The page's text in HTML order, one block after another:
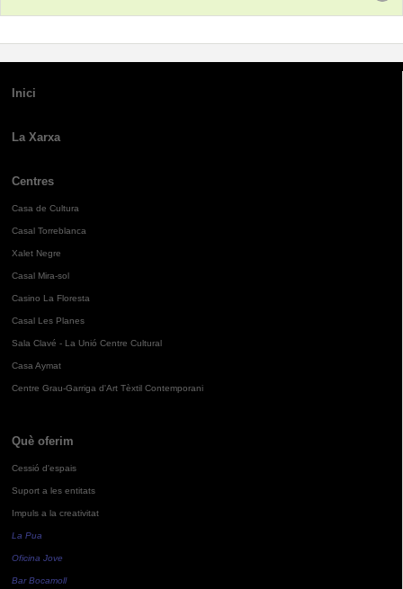
Inici
La Xarxa
Centres
Casa de Cultura
Casal Torreblanca
Xalet Negre
Casal Mira-sol
Casino La Floresta
Casal Les Planes
Sala Clavé - La Unió Centre Cultural
Casa Aymat
Centre Grau-Garriga d'Art Tèxtil Contemporani
Què oferim
Cessió d'espais
Suport a les entitats
Impuls a la creativitat
La Pua
Oficina Jove
Bar Bocamoll